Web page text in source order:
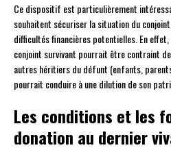
Ce dispositif est particulièrement
souhaitent sécuriser la situation du
difficultés financières potentielles. En
conjoint survivant pourrait être contraint
autres héritiers du défunt (enfants,
pourrait conduire à une dilution de son
Les conditions et les
donation au dernier